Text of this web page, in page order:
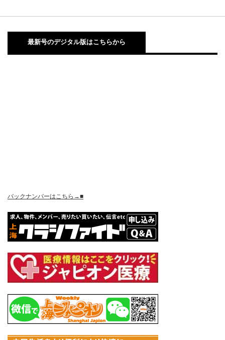
最新号のデジタル版はこちらから
バックナンバーはこちら→■